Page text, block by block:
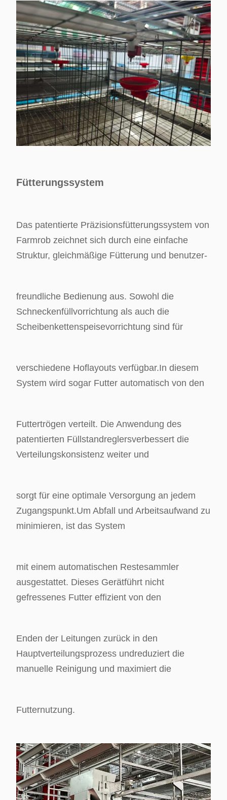
Fütterungssystem
Das patentierte Präzisionsfütterungssystem von
Farmrob zeichnet sich durch eine einfache
Struktur, gleichmäßige Fütterung und benutzer-
freundliche Bedienung aus. Sowohl die
Schneckenfüllvorrichtung als auch die
Scheibenkettenspeisevorrichtung sind für
verschiedene Hoflayouts verfügbar.In diesem
System wird sogar Futter automatisch von den
Futtertrögen verteilt. Die Anwendung des
patentierten Füllstandreglersverbessert die
Verteilungskonsistenz weiter und
sorgt für eine optimale Versorgung an jedem
Zugangspunkt.Um Abfall und Arbeitsaufwand zu
minimieren, ist das System
mit einem automatischen Restesammler
ausgestattet. Dieses Gerätführt nicht
gefressenes Futter effizient von den
Enden der Leitungen zurück in den
Hauptverteilungsprozess undreduziert die
manuelle Reinigung und maximiert die
Futternutzung.